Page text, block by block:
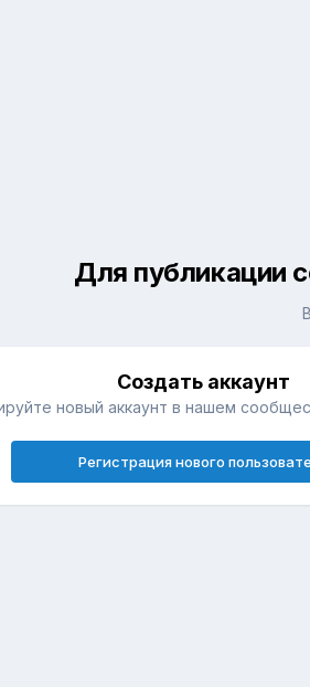
Для публикации
Создать аккаунт
новый аккаунт в нашем
Регистрация нового